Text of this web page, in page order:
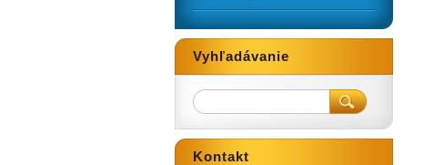
Vyhľadávanie
Kontakt